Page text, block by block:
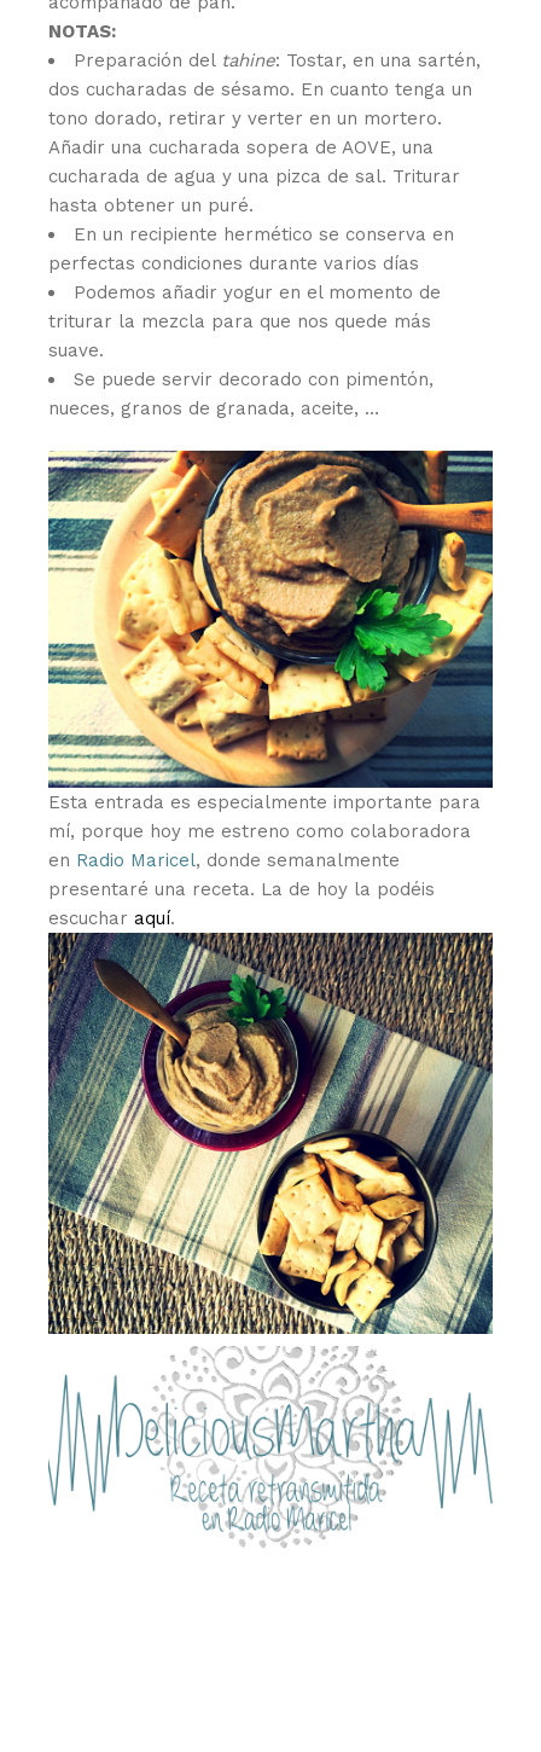
NOTAS:
Preparación del tahine: Tostar, en una sartén,
dos cucharadas de sésamo. En cuanto tenga un
tono dorado, retirar y verter en un mortero.
Añadir una cucharada sopera de AOVE, una
cucharada de agua y una pizca de sal. Triturar
hasta obtener un puré.
En un recipiente hermético se conserva en
perfectas condiciones durante varios días
Podemos añadir yogur en el momento de
triturar la mezcla para que nos quede más
suave.
Se puede servir decorado con pimentón,
nueces, granos de granada, aceite, …
Esta entrada es especialmente importante para
mí, porque hoy me estreno como colaboradora
en Radio Maricel, donde semanalmente
presentaré una receta. La de hoy la podéis
escucharaquí.